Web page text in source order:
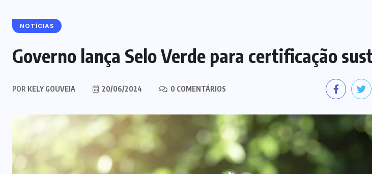
NOTÍCIAS
Governo lança Selo Verde para certificação
POR KELY GOUVEIA 20/06/2024 0 COMENTÁRIOS